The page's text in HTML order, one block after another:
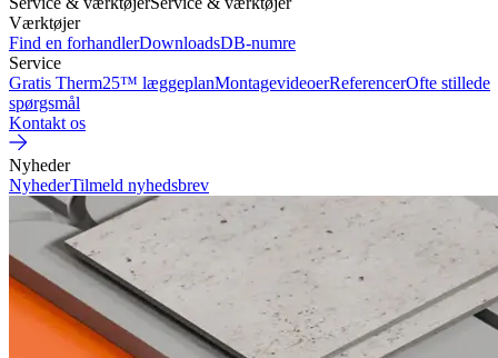
Værktøjer
Find en forhandlerDownloadsDB-numre
Service
Gratis Therm25™ læggeplanMontagevideoerReferencerOfte stillede
spørgsmål
Kontakt os
Nyheder
NyhederTilmeld nyhedsbrev